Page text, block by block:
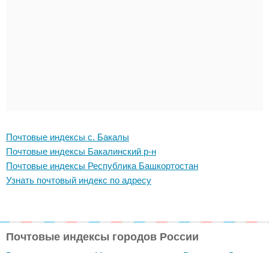
Почтовые индексы с. Бакалы
Почтовые индексы Бакалинский р-н
Почтовые индексы Республика Башкортостан
Узнать почтовый индекс по адресу
Почтовые индексы городов России